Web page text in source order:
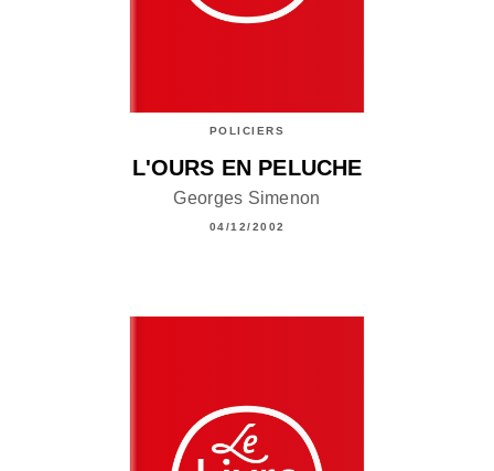
POLICIERS
L'OURS EN PELUCHE
Georges Simenon
04/12/2002